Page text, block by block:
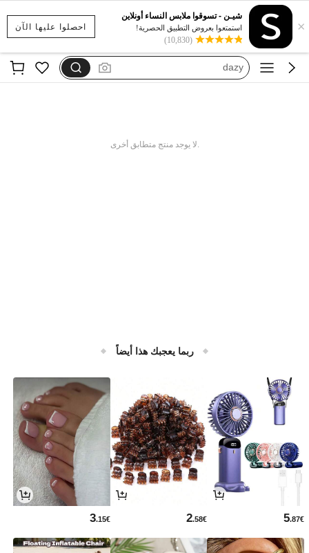
احصلوا عليها الآن ×
شيـن - تسوقوا ملابس النساء أونلاين
استمتعوا بعروض التطبيق الحصرية!
(10,830)
فستان يخفي الكرش
dazy
فستان اكمام طويله
.لا يوجد منتج متطابق أخرى
ربما يعجبك هذا أيضاً
5.87€
2.58€
3.15€